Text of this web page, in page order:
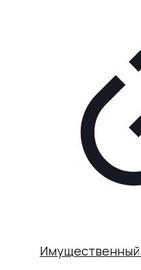
Имущественный